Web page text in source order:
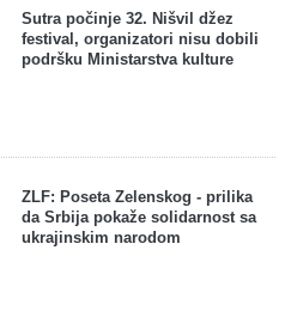
Sutra počinje 32. Nišvil džez
festival, organizatori nisu dobili
podršku Ministarstva kulture
ZLF: Poseta Zelenskog - prilika
da Srbija pokaže solidarnost sa
ukrajinskim narodom